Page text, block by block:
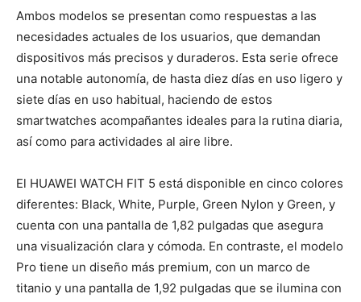
Ambos modelos se presentan como respuestas a las
necesidades actuales de los usuarios, que demandan
dispositivos más precisos y duraderos. Esta serie ofrece
una notable autonomía, de hasta diez días en uso ligero y
siete días en uso habitual, haciendo de estos
smartwatches acompañantes ideales para la rutina diaria,
así como para actividades al aire libre.
El HUAWEI WATCH FIT 5 está disponible en cinco colores
diferentes: Black, White, Purple, Green Nylon y Green, y
cuenta con una pantalla de 1,82 pulgadas que asegura
una visualización clara y cómoda. En contraste, el modelo
Pro tiene un diseño más premium, con un marco de
titanio y una pantalla de 1,92 pulgadas que se ilumina con